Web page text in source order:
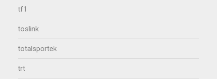
tf1
toslink
totalsportek
trt